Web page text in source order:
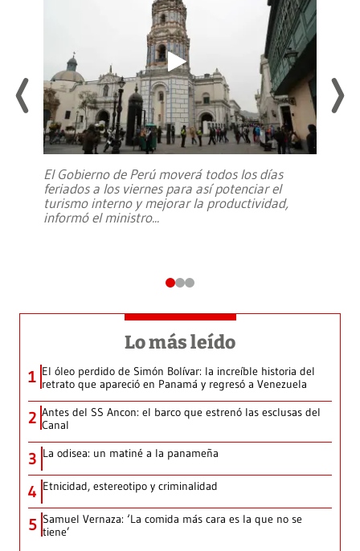
El Gobierno de Perú moverá todos los días
feriados a los viernes para así potenciar el
turismo interno y mejorar la productividad,
informó el ministro...
Lo más leído
1 El óleo perdido de Simón Bolívar: la increíble historia del
retrato que apareció en Panamá y regresó a Venezuela
2 Antes del SS Ancon: el barco que estrenó las esclusas del
Canal
3 La odisea: un matiné a la panameña
4 Etnicidad, estereotipo y criminalidad
5 Samuel Vernaza: ‘La comida más cara es la que no se
tiene’